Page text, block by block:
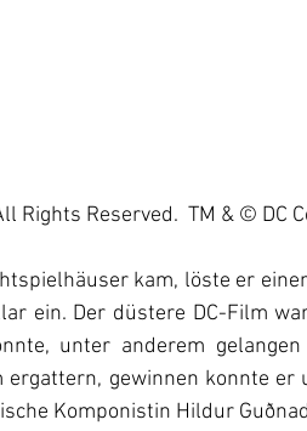
Reserved.  TM & © DC
kam, löste er
ein. Der düstere DC-Film
unter anderem gelangen
ergattern, gewinnen konnte
Komponistin Hildur